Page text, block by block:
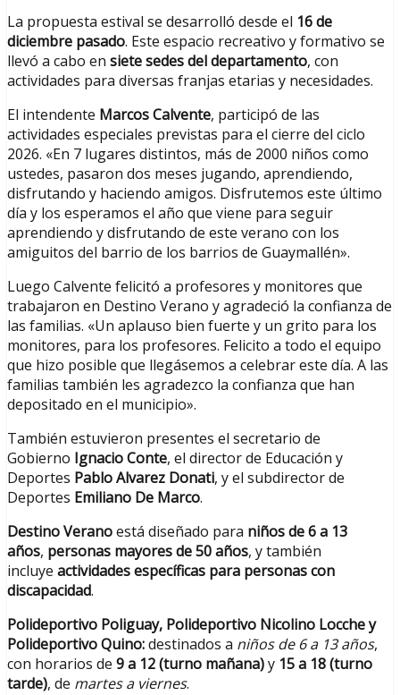
La propuesta estival se desarrolló desde el 16 de
diciembre pasado. Este espacio recreativo y formativo se
llevó a cabo en siete sedes del departamento, con
actividades para diversas franjas etarias y necesidades.
El intendente Marcos Calvente, participó de las
actividades especiales previstas para el cierre del ciclo
2026. «En 7 lugares distintos, más de 2000 niños como
ustedes, pasaron dos meses jugando, aprendiendo,
disfrutando y haciendo amigos. Disfrutemos este último
día y los esperamos el año que viene para seguir
aprendiendo y disfrutando de este verano con los
amiguitos del barrio de los barrios de Guaymallén».
Luego Calvente felicitó a profesores y monitores que
trabajaron en Destino Verano y agradeció la confianza de
las familias. «Un aplauso bien fuerte y un grito para los
monitores, para los profesores. Felicito a todo el equipo
que hizo posible que llegásemos a celebrar este día. A las
familias también les agradezco la confianza que han
depositado en el municipio».
También estuvieron presentes el secretario de
Gobierno Ignacio Conte, el director de Educación y
Deportes Pablo Alvarez Donati, y el subdirector de
Deportes Emiliano De Marco.
Destino Veranoestá diseñado para niños de 6 a 13
años, personas mayores de 50 años, y también
incluye actividades específicas para personas con
discapacidad.
Polideportivo Poliguay, Polideportivo Nicolino Locche y
Polideportivo Quino:destinados a niños de 6 a 13 años,
con horarios de 9 a 12 (turno mañana)y 15 a 18 (turno
tarde), de martes a viernes.